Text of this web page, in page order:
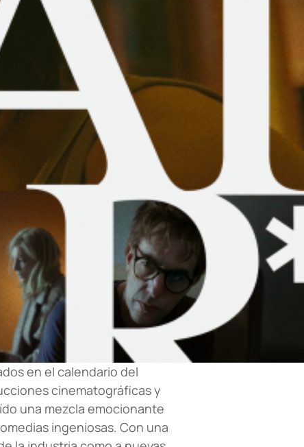
en el calendario del
cinematográficas y
una mezcla emocionante
ingeniosas. Con una